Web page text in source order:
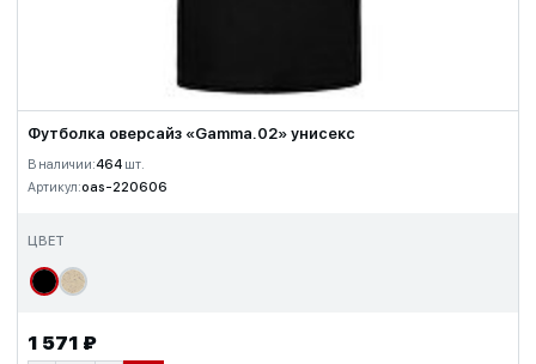
Футболка оверсайз «Gamma.02» унисекс
В наличии:464 шт.
Артикул:oas-220606
ЦВЕТ
1 571 ₽